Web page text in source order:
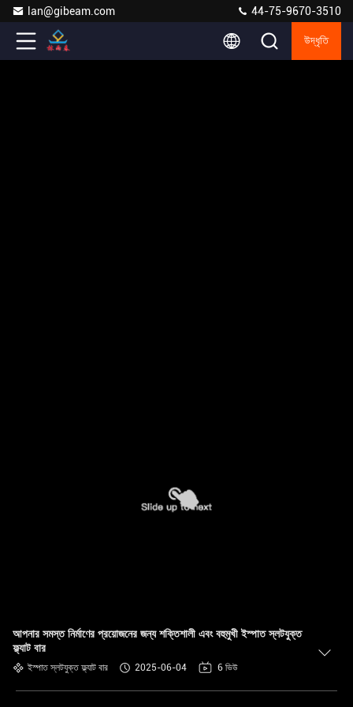
lan@gibeam.com 44-75-9670-3510
উদ্ধৃতি
আপনার সমস্ত নির্মাণের প্রয়োজনের জন্য শক্তিশালী এবং বহুমুখী ইস্পাত স্লটযুক্ত
ফ্ল্যাট বার
ইস্পাত স্লটযুক্ত ফ্ল্যাট বার 2025-06-04 6 ভিউ